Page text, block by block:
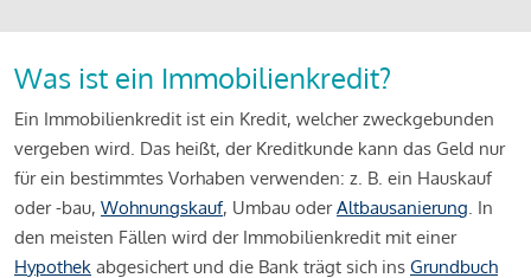
Was ist ein Immobilienkredit?
Ein Immobilienkredit ist ein Kredit, welcher zweckgebunden
vergeben wird. Das heißt, der Kreditkunde kann das Geld nur
für ein bestimmtes Vorhaben verwenden: z. B. ein Hauskauf
oder -bau, Wohnungskauf, Umbau oderAltbausanierung. In
den meisten Fällen wird der Immobilienkredit mit einer
Hypothek abgesichert und die Bank trägt sich ins Grundbuch